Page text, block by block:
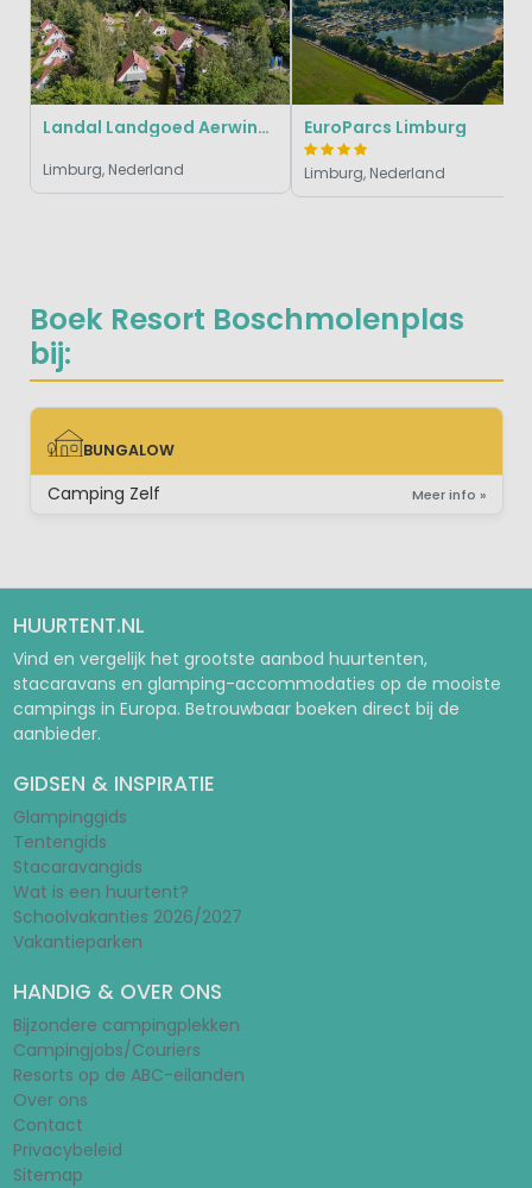
Boek Resort Boschmolenplas
bij:
BUNGALOW
BUNGALOW
Camping Zelf Meer info »
Landal Landgoed Aerwinkel
Limburg, Nederland
EuroParcs Limburg
Limburg, Nederland
HUURTENT.NL
Vind en vergelijk het grootste aanbod huurtenten,
stacaravans en glamping-accommodaties op de mooiste
campings in Europa. Betrouwbaar boeken direct bij de
aanbieder.
GIDSEN & INSPIRATIE
Glampinggids
Tentengids
Stacaravangids
Wat is een huurtent?
Schoolvakanties 2026/2027
Vakantieparken
HANDIG & OVER ONS
Bijzondere campingplekken
Campingjobs/Couriers
Resorts op de ABC-eilanden
Over ons
Contact
Privacybeleid
Sitemap